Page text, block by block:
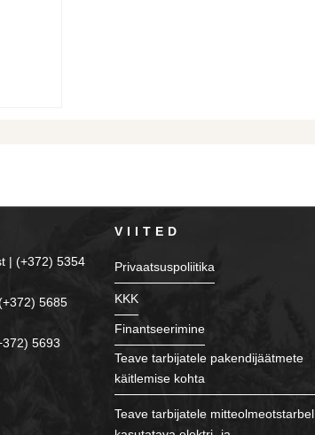
| (+372) 5354
5685
5693
VIITED
Privaatsuspoliitika
KKK
Finantseerimine
Teave tarbijatele pakendijäätmete
käitlemise kohta
Teave tarbijatele mitteolmeotstarbel